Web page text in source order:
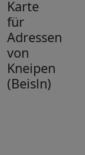
Karte
für
Adressen
von
Kneipen
(Beisln)